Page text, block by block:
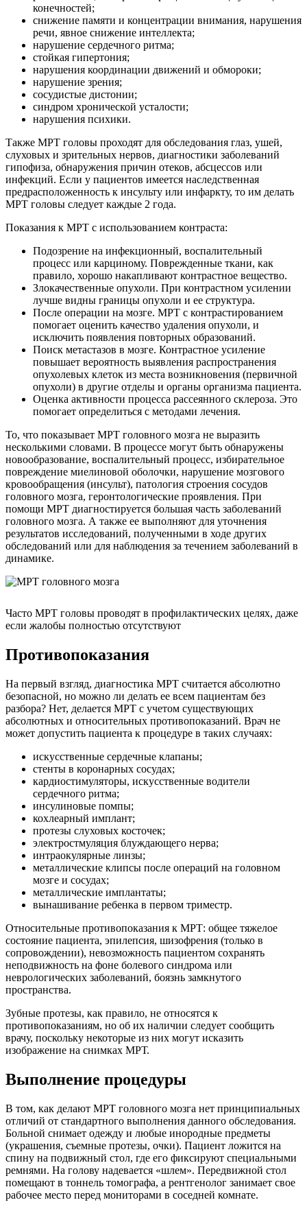
конечностей;
снижение памяти и концентрации внимания, нарушения
речи, явное снижение интеллекта;
нарушение сердечного ритма;
стойкая гипертония;
нарушения координации движений и обмороки;
нарушение зрения;
сосудистые дистонии;
синдром хронической усталости;
нарушения психики.
Также МРТ головы проходят для обследования глаз, ушей,
слуховых и зрительных нервов, диагностики заболеваний
гипофиза, обнаружения причин отеков, абсцессов или
инфекций. Если у пациентов имеется наследственная
предрасположенность к инсульту или инфаркту, то им делать
МРТ головы следует каждые 2 года.
Показания к МРТ с использованием контраста:
Подозрение на инфекционный, воспалительный
процесс или карциному. Поврежденные ткани, как
правило, хорошо накапливают контрастное вещество.
Злокачественные опухоли. При контрастном усилении
лучше видны границы опухоли и ее структура.
После операции на мозге. МРТ с контрастированием
помогает оценить качество удаления опухоли, и
исключить появления повторных образований.
Поиск метастазов в мозге. Контрастное усиление
повышает вероятность выявления распространения
опухолевых клеток из места возникновения (первичной
опухоли) в другие отделы и органы организма пациента.
Оценка активности процесса рассеянного склероза. Это
помогает определиться с методами лечения.
То, что показывает МРТ головного мозга не выразить
несколькими словами. В процессе могут быть обнаружены
новообразование, воспалительный процесс, избирательное
повреждение миелиновой оболочки, нарушение мозгового
кровообращения (инсульт), патология строения сосудов
головного мозга, геронтологические проявления. При
помощи МРТ диагностируется большая часть заболеваний
головного мозга. А также ее выполняют для уточнения
результатов исследований, полученными в ходе других
обследований или для наблюдения за течением заболеваний в
динамике.
Часто МРТ головы проводят в профилактических целях, даже
если жалобы полностью отсутствуют
Противопоказания
На первый взгляд, диагностика МРТ считается абсолютно
безопасной, но можно ли делать ее всем пациентам без
разбора? Нет, делается МРТ с учетом существующих
абсолютных и относительных противопоказаний. Врач не
может допустить пациента к процедуре в таких случаях:
искусственные сердечные клапаны;
стенты в коронарных сосудах;
кардиостимуляторы, искусственные водители
сердечного ритма;
инсулиновые помпы;
кохлеарный имплант;
протезы слуховых косточек;
электростмуляция блуждающего нерва;
интраокулярные линзы;
металлические клипсы после операций на головном
мозге и сосудах;
металлические имплантаты;
вынашивание ребенка в первом триместр.
Относительные противопоказания к МРТ: общее тяжелое
состояние пациента, эпилепсия, шизофрения (только в
сопровождении), невозможность пациентом сохранять
неподвижность на фоне болевого синдрома или
неврологических заболеваний, боязнь замкнутого
пространства.
Зубные протезы, как правило, не относятся к
противопоказаниям, но об их наличии следует сообщить
врачу, поскольку некоторые из них могут исказить
изображение на снимках МРТ.
Выполнение процедуры
В том, как делают МРТ головного мозга нет принципиальных
отличий от стандартного выполнения данного обследования.
Больной снимает одежду и любые инородные предметы
(украшения, съемные протезы, очки). Пациент ложится на
спину на подвижный стол, где его фиксируют специальными
ремнями. На голову надевается «шлем». Передвижной стол
помещают в тоннель томографа, а рентгенолог занимает свое
рабочее место перед мониторами в соседней комнате.